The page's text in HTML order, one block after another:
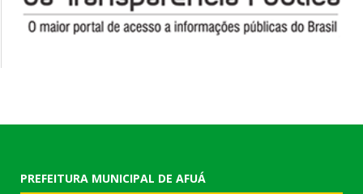
PREFEITURA MUNICIPAL DE AFUÁ